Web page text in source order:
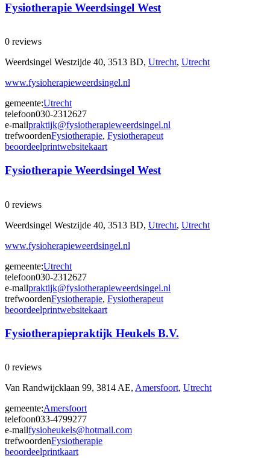
Fysiotherapie Weerdsingel West
0 reviews
Weerdsingel Westzijde 40, 3513 BD, Utrecht, Utrecht
www.fysioherapieweerdsingel.nl
gemeente:Utrecht
telefoon030-2312627
e-mailpraktijk@fysiotherapieweerdsingel.nl
trefwoordenFysiotherapie, Fysiotherapeut
beoordeelprintwebsitekaart
Fysiotherapie Weerdsingel West
0 reviews
Weerdsingel Westzijde 40, 3513 BD, Utrecht, Utrecht
www.fysioherapieweerdsingel.nl
gemeente:Utrecht
telefoon030-2312627
e-mailpraktijk@fysiotherapieweerdsingel.nl
trefwoordenFysiotherapie, Fysiotherapeut
beoordeelprintwebsitekaart
Fysiotherapiepraktijk Heukels B.V.
0 reviews
Van Randwijcklaan 99, 3814 AE, Amersfoort, Utrecht
gemeente:Amersfoort
telefoon033-4799277
e-mailfysioheukels@hotmail.com
trefwoordenFysiotherapie
beoordeelprintkaart